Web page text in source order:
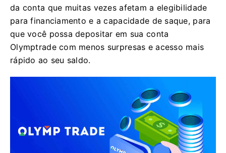
da conta que muitas vezes afetam a elegibilidade
para financiamento e a capacidade de saque, para
que você possa depositar em sua conta
Olymptrade com menos surpresas e acesso mais
rápido ao seu saldo.